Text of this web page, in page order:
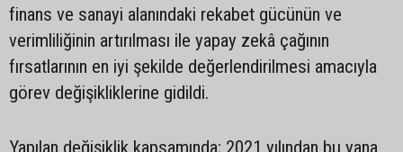
finans ve sanayi alanındaki rekabet gücünün ve
verimliliğinin artırılması ile yapay zekâ çağının
fırsatlarının en iyi şekilde değerlendirilmesi amacıyla
görev değişikliklerine gidildi.
Yapılan değişiklik kapsamında; 2021 yılından bu yana